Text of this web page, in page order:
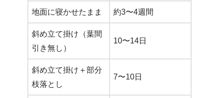
地面に寝かせたまま 約3〜4週間
斜め立て掛け（葉間
引き無し）
10〜14日
斜め立て掛け＋部分
枝落とし
7〜10日